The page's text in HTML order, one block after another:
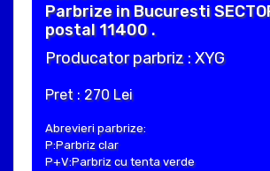
Parbrize in Bucuresti
postal 11400 .
Producator parbriz : XYG
Pret : 270 Lei
Abrevieri parbrize:
P:Parbriz clar
P+V:Parbriz cu tenta verde